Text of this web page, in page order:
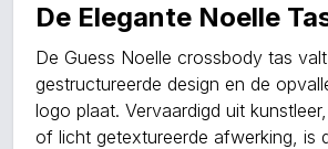
De Elegante Noelle
De Guess Noelle crossbody tas
gestructureerde design en de
logo plaat. Vervaardigd uit
of licht getextureerde afwerking, is